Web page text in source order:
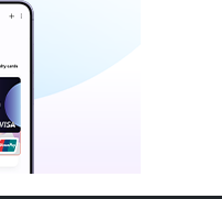
27 хэм дулаан байна